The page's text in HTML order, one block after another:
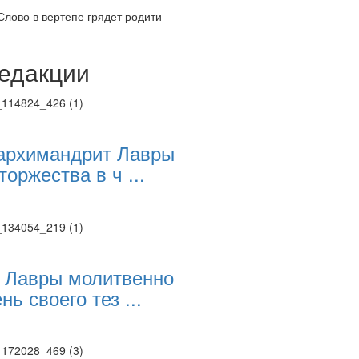
трансляции
трансляции
трансляции
трансляции
трансляции
в вертепе грядет родити
Лавры
в ч ...
молитвенно
своего тез ...